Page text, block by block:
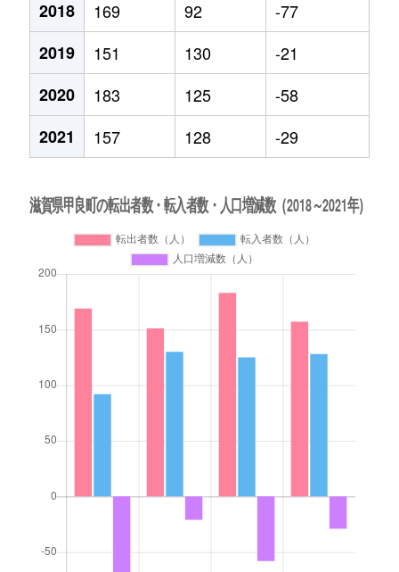
2018
169 92
-77
2019
151 130
-21
2020
183 125
-58
2021
157 128 -29